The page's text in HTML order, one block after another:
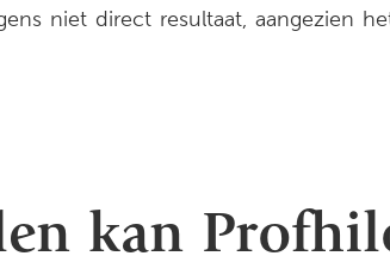
niet direct resultaat, aangezien
kan